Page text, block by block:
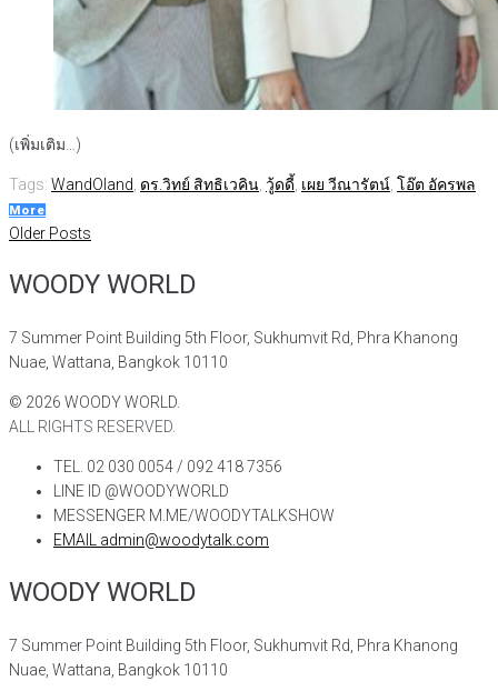
(เพิ่มเติม…)
Tags: WandOland ดร.วิทย์ สิทธิเวคิน วู้ดดี้ เผย วีณารัตน์ โอ๊ต อัครพล
More
แนะแนว
เรื่อง
Older
Older Posts
WOODY WORLD
7 Summer Point Building 5th Floor, Sukhumvit Rd, Phra Khanong
Nuae, Wattana, Bangkok 10110
© 2026 WOODY WORLD.
ALL RIGHTS RESERVED.
TEL. 02 030 0054 / 092 418 7356
LINE ID @WOODYWORLD
MESSENGER M.ME/WOODYTALKSHOW
EMAIL admin@woodytalk.com
WOODY WORLD
7 Summer Point Building 5th Floor, Sukhumvit Rd, Phra Khanong
Nuae, Wattana, Bangkok 10110